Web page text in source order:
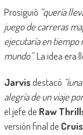
Prosiguió “quería
juego de carreras
ejecutaría en tiempo
mundo”. La idea era
Jarvisdestacó
alegría de un viaje
el jefe de Raw
versión final de